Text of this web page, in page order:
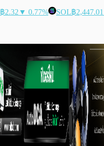
฿2.32 ▼ 0.77% SOL฿2,447.01